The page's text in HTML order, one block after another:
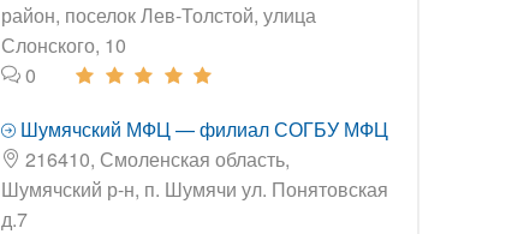
район, поселок Лев-Толстой, улица
Слонского, 10
0
Шумячский МФЦ — филиал СОГБУ МФЦ
216410, Смоленская область,
Шумячский р-н, п. Шумячи ул. Понятовская
д.7